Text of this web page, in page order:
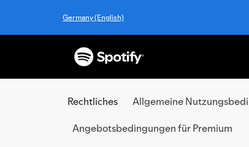
Germany (English)
Rechtliches Allgemeine
Angebotsbedingungen für Premium